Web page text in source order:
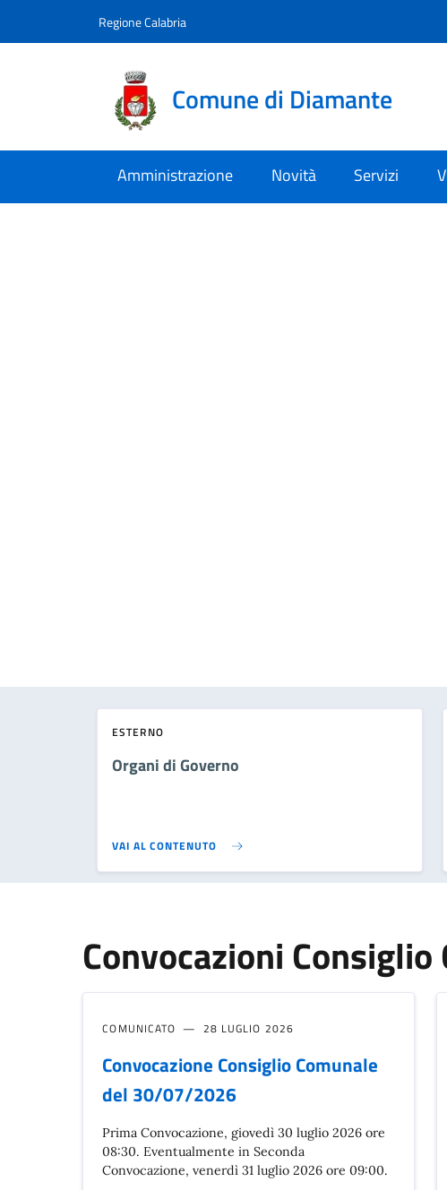
Regione Calabria
Comune di Diamante
Amministrazione Novità Servizi
ESTERNO
Organi di Governo
VAI AL CONTENUTO
Convocazioni Consiglio
COMUNICATO 28 LUGLIO 2026
Convocazione Consiglio Comunale
del 30/07/2026
Prima Convocazione, giovedì 30 luglio 2026 ore
08:30. Eventualmente in Seconda
Convocazione, venerdì 31 luglio 2026 ore 09:00.